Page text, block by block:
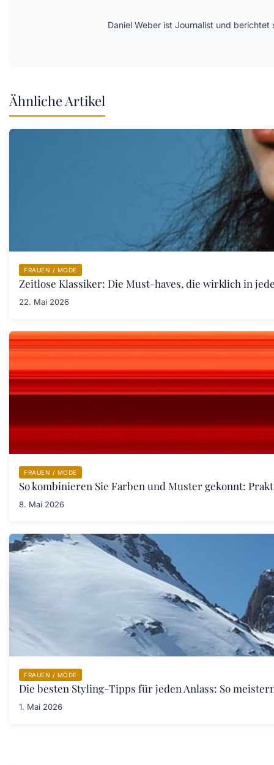
Daniel Weber ist Journalist und
Ähnliche Artikel
FRAUEN / MODE
Zeitlose Klassiker: Die Must-haves, die wirklich in
22. Mai 2026
FRAUEN / MODE
So kombinieren Sie Farben und Muster gekonnt:
8. Mai 2026
FRAUEN / MODE
Die besten Styling-Tipps für jeden Anlass: So
1. Mai 2026